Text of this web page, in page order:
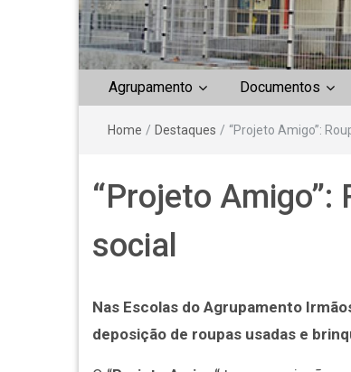
Agrupamento Documentos
Home / Destaques / “Projeto Amigo”:
“Projeto
social
Nas Escolas do Agrupamento
deposição de roupas usadas e